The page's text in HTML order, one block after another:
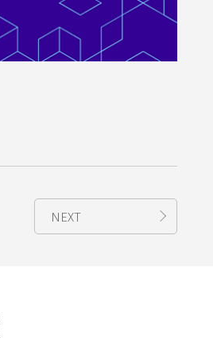
NEXT